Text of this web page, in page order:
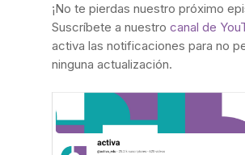
¡No te pierdas nuestro próximo
Suscríbete a nuestro canal de
activa las notificaciones para no
ninguna actualización.